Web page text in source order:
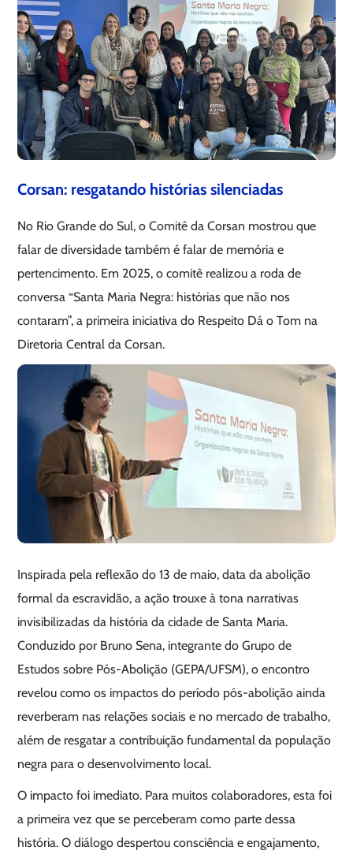
Corsan: resgatando histórias silenciadas
No Rio Grande do Sul, o Comitê da Corsan mostrou que
falar de diversidade também é falar de memória e
pertencimento. Em 2025, o comitê realizou a roda de
conversa “Santa Maria Negra: histórias que não nos
contaram”, a primeira iniciativa do Respeito Dá o Tom na
Diretoria Central da Corsan.
Inspirada pela reflexão do 13 de maio, data da abolição
formal da escravidão, a ação trouxe à tona narrativas
invisibilizadas da história da cidade de Santa Maria.
Conduzido por Bruno Sena, integrante do Grupo de
Estudos sobre Pós-Abolição (GEPA/UFSM), o encontro
revelou como os impactos do período pós-abolição ainda
reverberam nas relações sociais e no mercado de trabalho,
além de resgatar a contribuição fundamental da população
negra para o desenvolvimento local.
O impacto foi imediato. Para muitos colaboradores, esta foi
a primeira vez que se perceberam como parte dessa
história. O diálogo despertou consciência e engajamento,